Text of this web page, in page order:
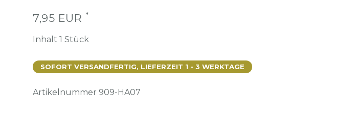
7,95 EUR *
Inhalt 1 Stück
SOFORT VERSANDFERTIG, LIEFERZEIT 1 - 3 WERKTAGE
Artikelnummer 909-HA07